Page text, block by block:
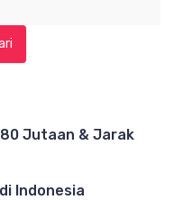
Jutaan & Jarak
Indonesia